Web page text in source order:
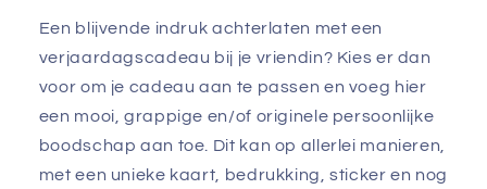
Een blijvende indruk achterlaten met een
verjaardagscadeau bij je vriendin? Kies er dan
voor om je cadeau aan te passen en voeg hier
een mooi, grappige en/of originele persoonlijke
boodschap aan toe. Dit kan op allerlei manieren,
met een unieke kaart, bedrukking, sticker en nog